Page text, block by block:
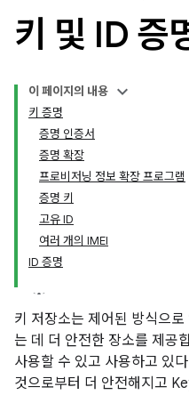
키 및 ID 증
이 페이지의 내용
키 증명
증명 인증서
증명 확장
프로비저닝 정보 확장 프로그램
증명 키
고유 ID
여러 개의 IMEI
ID 증명
키 저장소는 제어된 방식으
는 데 더 안전한 장소를 제공
사용할 수 있고 사용하고 있
것으로부터 더 안전해지고